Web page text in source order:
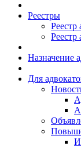
Реестры
Реестр
Реестр
Назначение
Для